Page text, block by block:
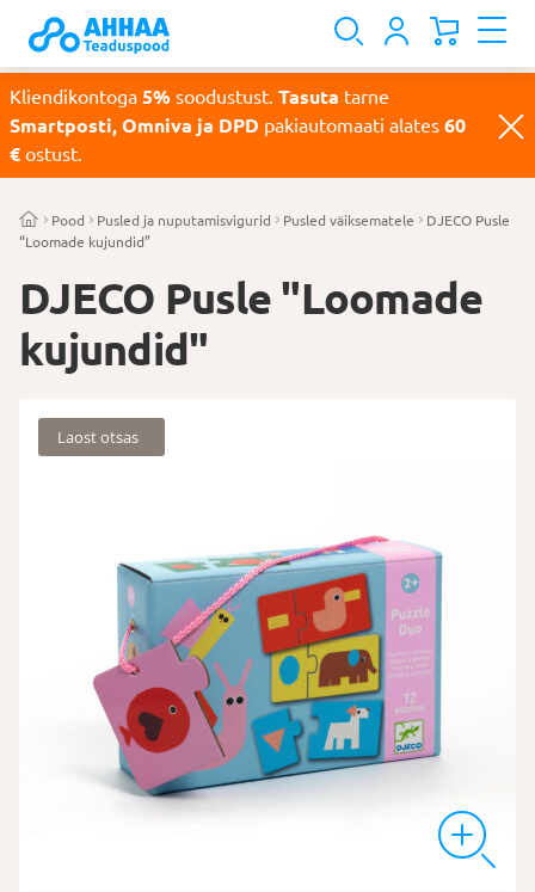
Kliendikontoga 5% soodustust. Tasuta tarne
Smartposti, Omniva ja DPD pakiautomaati alates 60
€ ostust.
Pood Pusled ja nuputamisvigurid Pusled väiksematele
DJECO Pusle
“Loomade kujundid”
DJECO Pusle "Loomade
kujundid"
Laost otsas